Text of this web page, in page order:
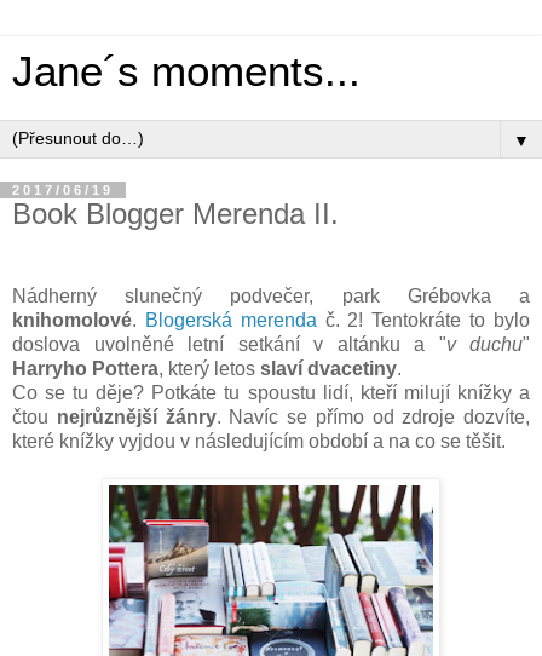
Jane´s moments...
▼
2017/06/19
Book Blogger Merenda II.
Nádherný slunečný podvečer, park Grébovka a
knihomolové. Blogerská merenda č. 2! Tentokráte to bylo
doslova uvolněné letní setkání v altánku a "v duchu"
Harryho Pottera, který letos slaví dvacetiny.
Co se tu děje? Potkáte tu spoustu lidí, kteří milují knížky a
čtou nejrůznější žánry. Navíc se přímo od zdroje dozvíte,
které knížky vyjdou v následujícím období a na co se těšit.